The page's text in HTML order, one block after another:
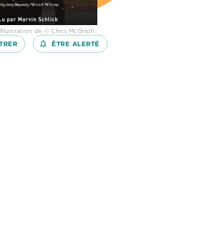
de © Chris McGrath
notifications_none_outlined
ÊTRE ALERTÉ